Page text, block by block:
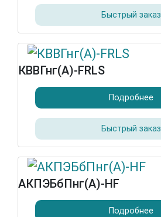
Быстрый заказ
КВВГнг(А)-FRLS
Подробнее
Быстрый заказ
АКПЭБбПнг(А)-HF
Подробнее